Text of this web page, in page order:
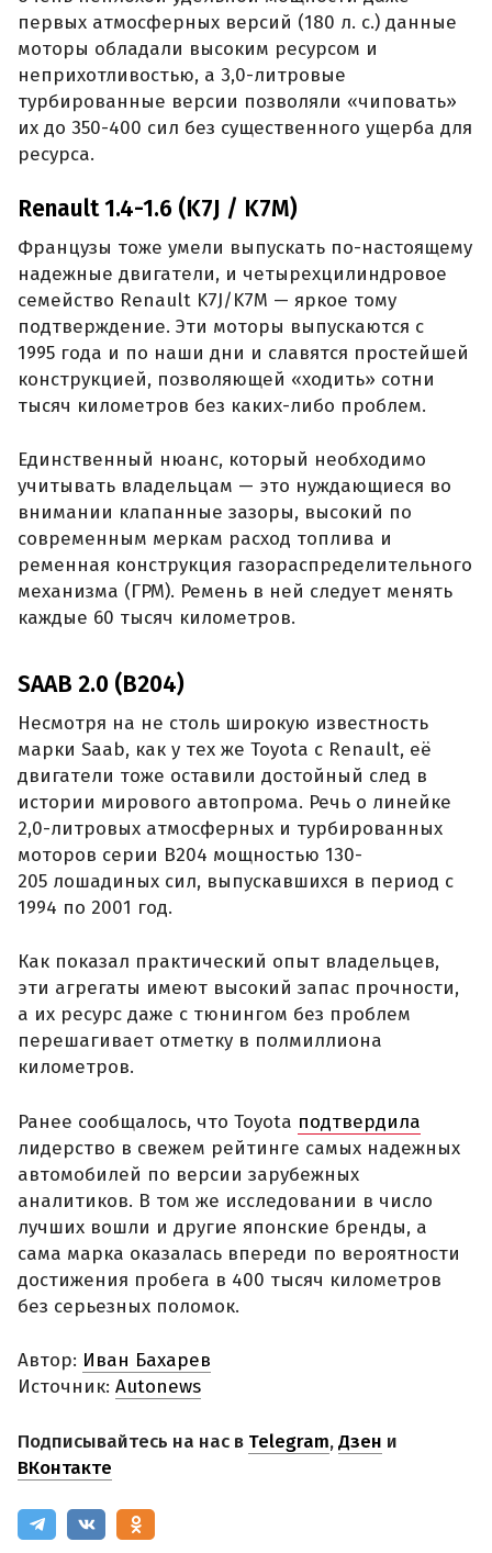
первых атмосферных версий (180 л. с.) данные
моторы обладали высоким ресурсом и
неприхотливостью, а 3,0-литровые
турбированные версии позволяли «чиповать»
их до 350-400 сил без существенного ущерба для
ресурса.
Renault 1.4-1.6 (K7J / K7M)
Французы тоже умели выпускать по-настоящему
надежные двигатели, и четырехцилиндровое
семейство Renault K7J/K7M — яркое тому
подтверждение. Эти моторы выпускаются с
1995 года и по наши дни и славятся простейшей
конструкцией, позволяющей «ходить» сотни
тысяч километров без каких-либо проблем.
Единственный нюанс, который необходимо
учитывать владельцам — это нуждающиеся во
внимании клапанные зазоры, высокий по
современным меркам расход топлива и
ременная конструкция газораспределительного
механизма (ГРМ). Ремень в ней следует менять
каждые 60 тысяч километров.
SAAB 2.0 (B204)
Несмотря на не столь широкую известность
марки Saab, как у тех же Toyota с Renault, её
двигатели тоже оставили достойный след в
истории мирового автопрома. Речь о линейке
2,0-литровых атмосферных и турбированных
моторов серии B204 мощностью 130-
205 лошадиных сил, выпускавшихся в период с
1994 по 2001 год.
Как показал практический опыт владельцев,
эти агрегаты имеют высокий запас прочности,
а их ресурс даже с тюнингом без проблем
перешагивает отметку в полмиллиона
километров.
Ранее сообщалось, что Toyota подтвердила
лидерство в свежем рейтинге самых надежных
автомобилей по версии зарубежных
аналитиков. В том же исследовании в число
лучших вошли и другие японские бренды, а
сама марка оказалась впереди по вероятности
достижения пробега в 400 тысяч километров
без серьезных поломок.
Автор: Иван Бахарев
Источник: Autonews
Подписывайтесь на нас в Telegram,Дзен и
ВКонтакте